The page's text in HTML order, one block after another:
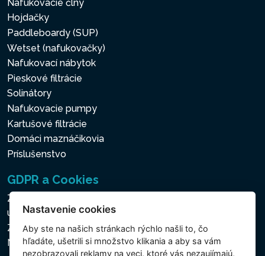
Nafukovacie člny
Hojdačky
Paddleboardy (SUP)
Wetset (nafukovačky)
Nafukovací nábytok
Pieskové filtrácie
Solinátory
Nafukovacie pumpy
Kartušové filtrácie
Domáci maznáčikovia
Príslušenstvo
GDPR a Cookies
Zásady ochrany osobných a ďalších spracovávaných
údajov
Zásady používania súborov cookies
Nastavenie cookies
Nastavenie cookies
Aby ste na našich stránkach rýchlo našli to, čo
hľadáte, ušetrili si množstvo klikania a aby sa vám
nezobrazovali reklamy na veci, ktoré vás nezaujímajú,